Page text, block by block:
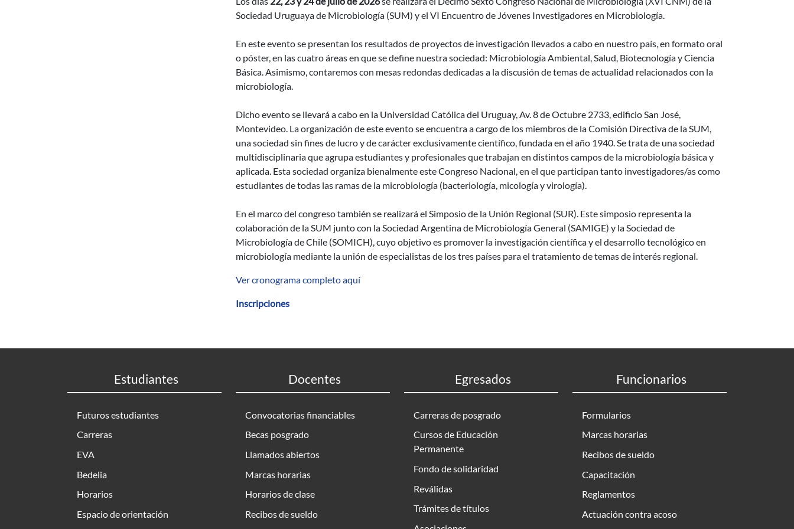
Sociedad Uruguaya de Microbiología (SUM) y el VI Encuentro de Jóvenes Investigadores en Microbiología.
En este evento se presentan los resultados de proyectos de investigación llevados a cabo en nuestro país, en formato oral
o póster, en las cuatro áreas en que se define nuestra sociedad: Microbiología Ambiental, Salud, Biotecnología y Ciencia
Básica. Asimismo, contaremos con mesas redondas dedicadas a la discusión de temas de actualidad relacionados con la
microbiología.
Dicho evento se llevará a cabo en la Universidad Católica del Uruguay, Av. 8 de Octubre 2733, edificio San José,
Montevideo. La organización de este evento se encuentra a cargo de los miembros de la Comisión Directiva de la SUM,
una sociedad sin fines de lucro y de carácter exclusivamente científico, fundada en el año 1940. Se trata de una sociedad
multidisciplinaria que agrupa estudiantes y profesionales que trabajan en distintos campos de la microbiología básica y
aplicada. Esta sociedad organiza bienalmente este Congreso Nacional, en el que participan tanto investigadores/as como
estudiantes de todas las ramas de la microbiología (bacteriología, micología y virología).
En el marco del congreso también se realizará el Simposio de la Unión Regional (SUR). Este simposio representa la
colaboración de la SUM junto con la Sociedad Argentina de Microbiología General (SAMIGE) y la Sociedad de
Microbiología de Chile (SOMICH), cuyo objetivo es promover la investigación científica y el desarrollo tecnológico en
microbiología mediante la unión de especialistas de los tres países para el tratamiento de temas de interés regional.
Ver cronograma completo aquí
Inscripciones
Estudiantes
Futuros estudiantes
Carreras
EVA
Bedelia
Horarios
Espacio de orientación
Docentes
Convocatorias financiables
Becas posgrado
Llamados abiertos
Marcas horarias
Horarios de clase
Recibos de sueldo
Egresados
Carreras de posgrado
Cursos de Educación
Permanente
Fondo de solidaridad
Reválidas
Trámites de títulos
Funcionarios
Formularios
Marcas horarias
Recibos de sueldo
Capacitación
Reglamentos
Actuación contra acoso